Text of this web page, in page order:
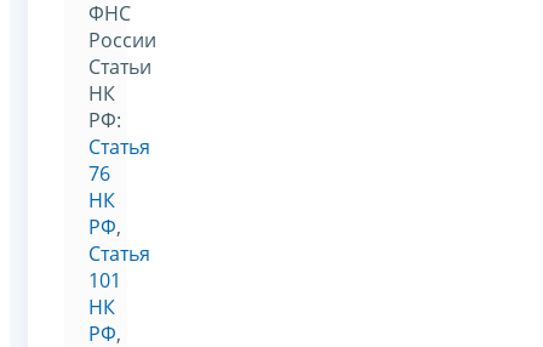
ФНС
России
Статьи
НК
РФ:
Статья
76
НК
РФ,
Статья
101
НК
РФ,